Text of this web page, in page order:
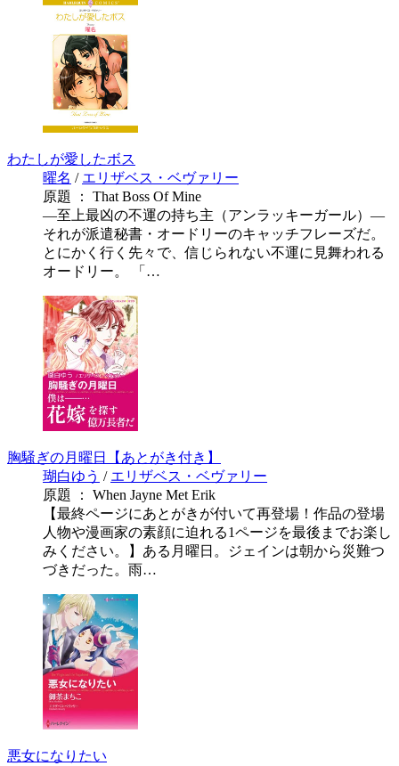
わたしが愛したボス
曜名 / エリザベス・ベヴァリー
原題 ： That Boss Of Mine
―至上最凶の不運の持ち主（アンラッキーガール）―
それが派遣秘書・オードリーのキャッチフレーズだ。
とにかく行く先々で、信じられない不運に見舞われる
オードリー。 「…
胸騒ぎの月曜日【あとがき付き】
瑚白ゆう / エリザベス・ベヴァリー
原題 ： When Jayne Met Erik
【最終ページにあとがきが付いて再登場！作品の登場
人物や漫画家の素顔に迫れる1ページを最後までお楽し
みください。】ある月曜日。ジェインは朝から災難つ
づきだった。雨…
悪女になりたい